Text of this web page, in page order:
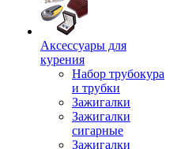
Аксессуары для
курения
Набор трубокура
и трубки
Зажигалки
Зажигалки
сигарные
Зажигалки